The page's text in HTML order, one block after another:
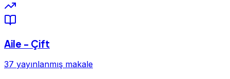
Aile - Çift
37 yayınlanmış makale